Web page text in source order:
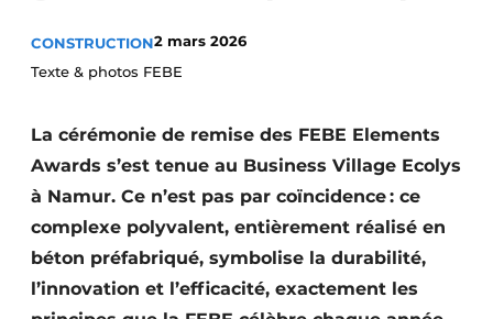
Video’s
Construction bois
Contrôle d’accès
Éclairage
CONSTRUCTION2 mars 2026
Texte & photos FEBE
La cérémonie de remise des FEBE Elements
Awards s’est tenue au Business Village Ecolys
à Namur. Ce n’est pas par coïncidence : ce
complexe polyvalent, entièrement réalisé en
béton préfabriqué, symbolise la durabilité,
l’innovation et l’efficacité, exactement les